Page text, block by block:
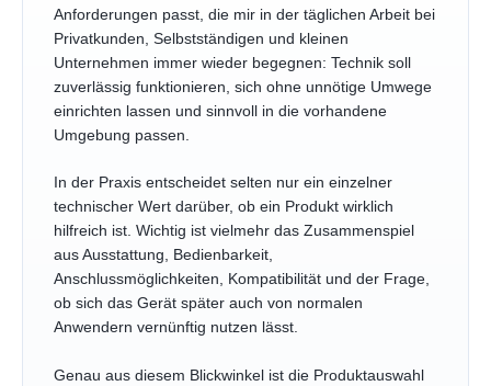
Anforderungen passt, die mir in der täglichen Arbeit bei
Privatkunden, Selbstständigen und kleinen
Unternehmen immer wieder begegnen: Technik soll
zuverlässig funktionieren, sich ohne unnötige Umwege
einrichten lassen und sinnvoll in die vorhandene
Umgebung passen.
In der Praxis entscheidet selten nur ein einzelner
technischer Wert darüber, ob ein Produkt wirklich
hilfreich ist. Wichtig ist vielmehr das Zusammenspiel
aus Ausstattung, Bedienbarkeit,
Anschlussmöglichkeiten, Kompatibilität und der Frage,
ob sich das Gerät später auch von normalen
Anwendern vernünftig nutzen lässt.
Genau aus diesem Blickwinkel ist die Produktauswahl